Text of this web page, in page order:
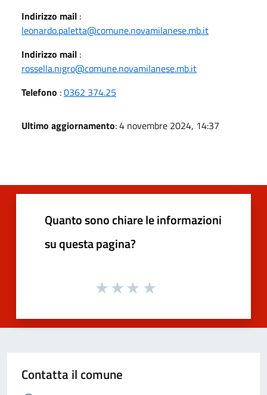
Indirizzo mail :
leonardo.paletta@comune.novamilanese.mb.it
Indirizzo mail :
rossella.nigro@comune.novamilanese.mb.it
Telefono :0362 374.25
Ultimo aggiornamento: 4 novembre 2024, 14:37
Quanto sono chiare le informazioni
su questa pagina?
Contatta il comune